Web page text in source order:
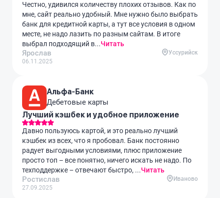
Честно, удивился количеству плохих отзывов. Как по
мне, сайт реально удобный. Мне нужно было выбрать
банк для кредитной карты, а тут все условия в одном
месте, не надо лазить по разным сайтам. В итоге
выбрал подходящий в...Читать
Ярослав
06.11.2025
Уссурийск
Альфа-Банк
Дебетовые карты
Лучший кэшбек и удобное приложение
Давно пользуюсь картой, и это реально лучший
кэшбек из всех, что я пробовал. Банк постоянно
радует выгодными условиями, плюс приложение
просто топ – все понятно, ничего искать не надо. По
техподдержке – отвечают быстро, ...Читать
Ростислав
27.09.2025
Иваново